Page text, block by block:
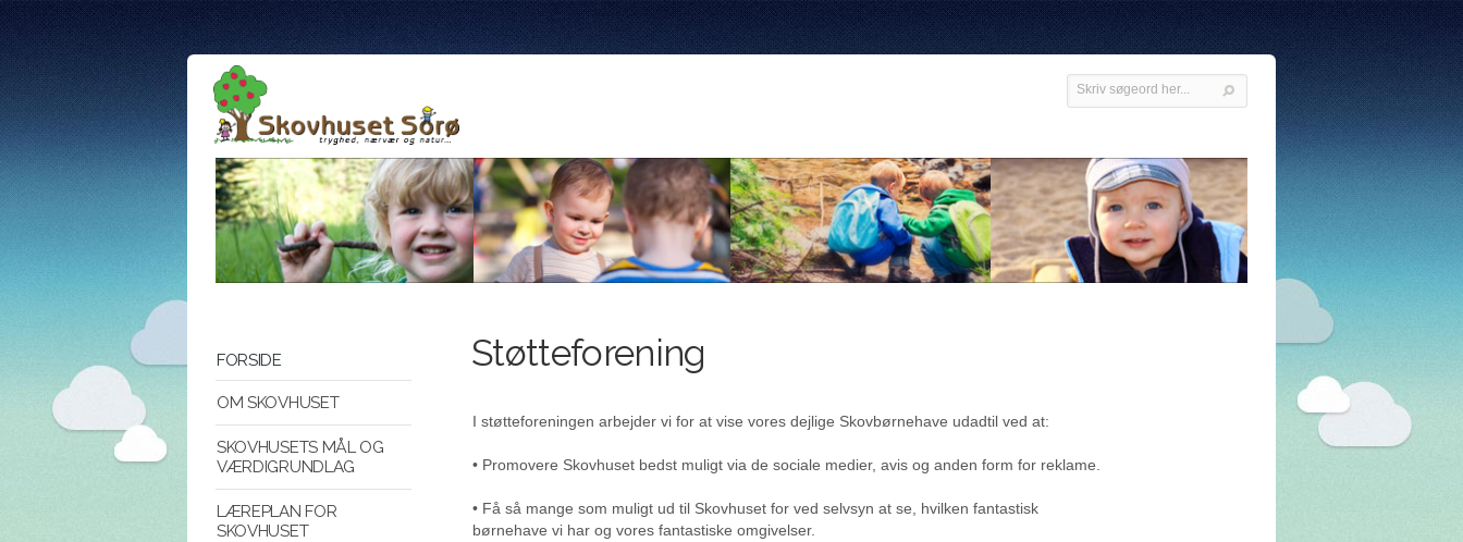
FORSIDE
OM SKOVHUSET
SKOVHUSETS MÅL OG
VÆRDIGRUNDLAG
LÆREPLAN FOR
SKOVHUSET
Støtteforening
I støtteforeningen arbejder vi for at vise vores dejlige Skovbørnehave udadtil ved at:
• Promovere Skovhuset bedst muligt via de sociale medier, avis og anden form for reklame.
• Få så mange som muligt ud til Skovhuset for ved selvsyn at se, hvilken fantastisk
børnehave vi har og vores fantastiske omgivelser.